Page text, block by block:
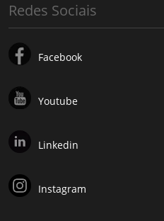
Redes Sociais
Facebook
Youtube
Linkedin
Instagram